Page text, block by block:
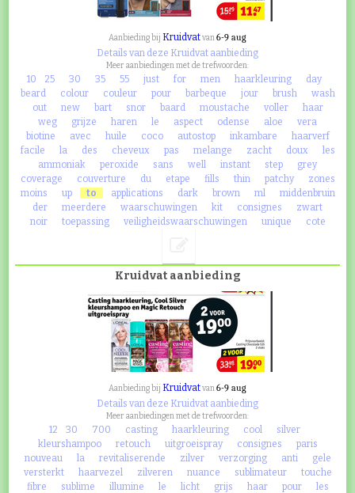
Aanbieding bij Kruidvatvan6-9 aug
Details van deze Kruidvat aanbieding
Meer aanbiedingen met de trefwoorden:
10 25 30 35 55 just for men haarkleuring
day
beard
colour couleur pour barbeque jour brush
wash
out
new bart snor baard moustache voller
haar
weg
grijze haren le aspect odense aloe
vera
biotine
avec huile coco autostop inkambare
haarverf
facile
la des cheveux pas melange zacht doux
les
ammoniak
peroxide sans well instant step
grey
coverage
couverture du etape fills thin patchy
zones
moins
up to applications dark brown ml
middenbruin
der
meerdere waarschuwingen kit consignes
zwart
noir
toepassing veiligheidswaarschuwingen unique cote
Kruidvat aanbieding
Aanbieding bij Kruidvatvan6-9 aug
Details van deze Kruidvat aanbieding
Meer aanbiedingen met de trefwoorden:
12 30 700 casting haarkleuring cool
silver
kleurshampoo
retouch uitgroeispray consignes
paris
nouveau
la revitaliserende zilver verzorging anti
gele
versterkt
haarvezel zilveren nuance sublimateur
touche
fibre
sublime illumine le licht grijs haar pour
les